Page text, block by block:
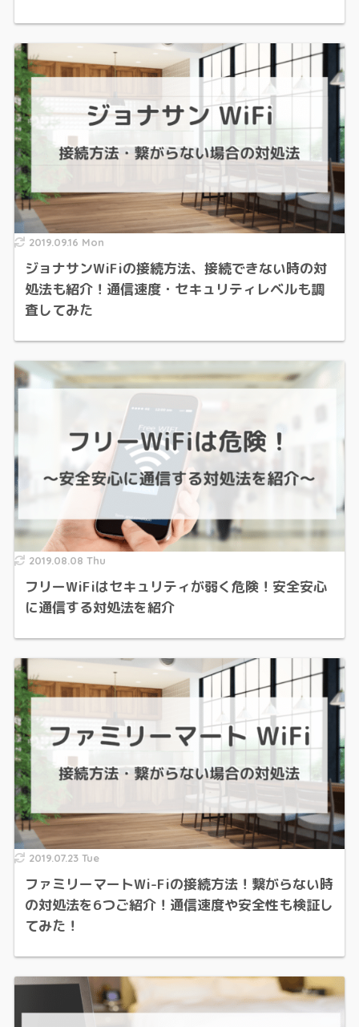
2019.09.16 Mon
ジョナサンWiFiの接続方法、接続できない時の対
処法も紹介！通信速度・セキュリティレベルも調
査してみた
2019.08.08 Thu
フリーWiFiはセキュリティが弱く危険！安全安心
に通信する対処法を紹介
2019.07.23 Tue
ファミリーマートWi-Fiの接続方法！繋がらない時
の対処法を6つご紹介！通信速度や安全性も検証し
てみた！